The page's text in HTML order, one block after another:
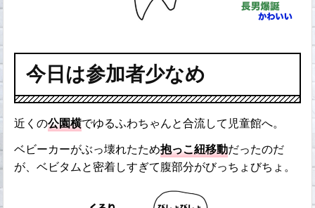
今日は参加者少なめ
近くの公園横でゆるふわちゃんと合流して児童館へ。
ベビーカーがぶっ壊れたため抱っこ紐移動だったのだ
が、ベビタムと密着しすぎて腹部分がびっちょびちょ。